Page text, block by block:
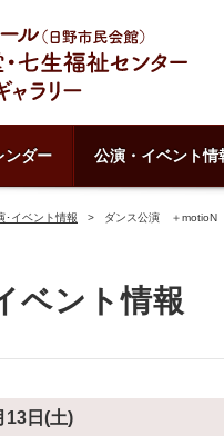
ンダー 公演・イベント情
･イベント情報 ダンス公演 ＋motioN
ベント情報
13日(土)